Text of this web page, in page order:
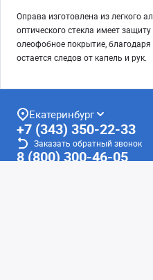
Оправа изготовлена из легкого
оптического стекла имеет
олеофобное покрытие,
остается следов от капель и рук.
Екатеринбург
+7 (343) 350-22-33
Заказать обратный звонок
8 (800) 300-46-05